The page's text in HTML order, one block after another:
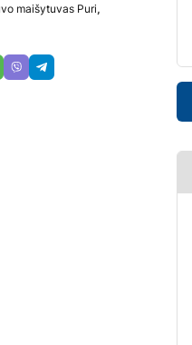
maišytuvas Puri,